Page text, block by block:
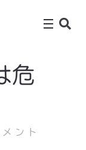
危
ント